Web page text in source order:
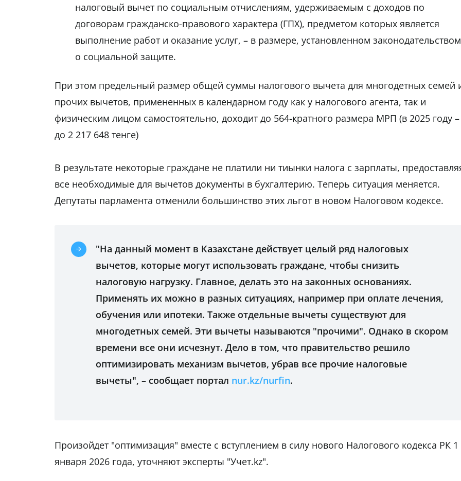
налоговый вычет по социальным отчислениям, удерживаемым с доходов по
договорам гражданско-правового характера (ГПХ), предметом которых является
выполнение работ и оказание услуг, – в размере, установленном законодательством
о социальной защите.
При этом предельный размер общей суммы налогового вычета для многодетных семей
прочих вычетов, примененных в календарном году как у налогового агента, так и
физическим лицом самостоятельно, доходит до 564-кратного размера МРП (в 2025 году –
до 2 217 648 тенге)
В результате некоторые граждане не платили ни тиынки налога с зарплаты,
все необходимые для вычетов документы в бухгалтерию. Теперь ситуация меняется.
Депутаты парламента отменили большинство этих льгот в новом Налоговом кодексе.
"На данный момент в Казахстане действует целый ряд налоговых
вычетов, которые могут использовать граждане, чтобы снизить
налоговую нагрузку. Главное, делать это на законных основаниях.
Применять их можно в разных ситуациях, например при оплате лечения,
обучения или ипотеки. Также отдельные вычеты существуют для
многодетных семей. Эти вычеты называются "прочими". Однако в скором
времени все они исчезнут. Дело в том, что правительство решило
оптимизировать механизм вычетов, убрав все прочие налоговые
вычеты", – сообщает портал nur.kz/nurfin.
Произойдет "оптимизация" вместе с вступлением в силу нового Налогового кодекса РК 1
января 2026 года, уточняют эксперты "Учет.kz".